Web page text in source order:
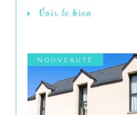
Voir le bien
NOUVEAUTÉ